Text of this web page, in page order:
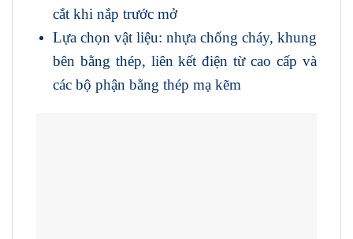
cắt khi nắp trước mở
Lựa chọn vật liệu: nhựa chống cháy, khung
bên bằng thép, liên kết điện từ cao cấp và
các bộ phận bằng thép mạ kẽm